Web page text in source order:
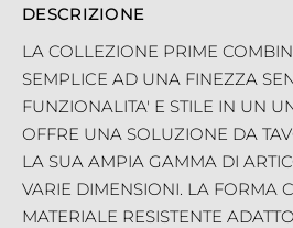
DESCRIZIONE
LA COLLEZIONE PRIME
SEMPLICE AD UNA FINEZZA
FUNZIONALITA' E STILE IN UN
OFFRE UNA SOLUZIONE DA
LA SUA AMPIA GAMMA DI
VARIE DIMENSIONI. LA FORMA
MATERIALE RESISTENTE